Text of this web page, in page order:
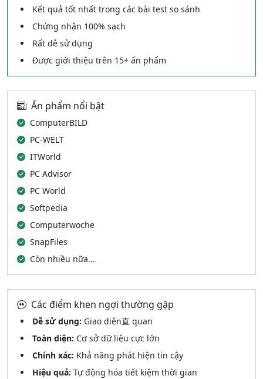
Kết quả tốt nhất trong các bài test so sánh
Chứng nhận 100% sạch
Rất dễ sử dụng
Được giới thiệu trên 15+ ấn phẩm
Ấn phẩm nổi bật
ComputerBILD
PC-WELT
ITWorld
PC Advisor
PC World
Softpedia
Computerwoche
SnapFiles
Còn nhiều nữa...
Các điểm khen ngợi thường gặp
Dễ sử dụng: Giao diện直 quan
Toàn diện: Cơ sở dữ liệu cực lớn
Chính xác: Khả năng phát hiện tin cậy
Hiệu quả: Tự động hóa tiết kiệm thời gian